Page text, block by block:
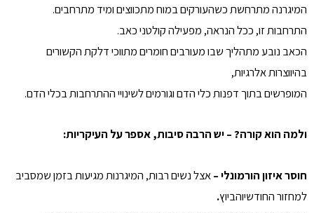
המיגרנה מתרחשת כשהעורקים במוח מתכווצים ומיד מתרחבים.
התרחבות זו, ככל הנראה, מפעילה קולטני כאב.
הכאב נובע מתהליך שבו מעורבים חומרים מתווכי דלקת הקשורים
בהיווצרות אלרגיות,
המופרשים בתוך דפנות כלי הדם וגורמים לשינויי ההתרחבות בכלי הדם.
ולמה הוא קורה? – יש הרבה סיבות, אספר על העיקריות:
חוסר איזון הורמונלי –אצל נשים רבות, המיגרנות מגיעות בזמן שמסביב
למחזור החודשיוהביוץ.